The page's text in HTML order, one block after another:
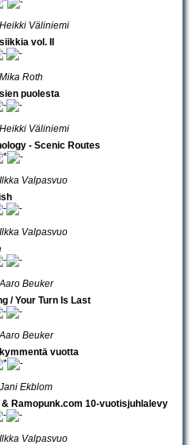
Väliniemi
vol. II
Roth
puolesta
Väliniemi
- Scenic Routes
Valpasvuo
Valpasvuo
Beuker
/ Your Turn Is Last
Beuker
vuotta
Ekblom
Ramopunk.com 10-vuotisjuhlalevy
Valpasvuo